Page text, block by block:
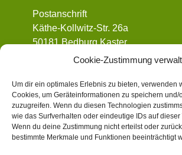
Cookie-Zustimmung
Um dir ein optimales Erlebnis zu bieten, verwenden
Cookies, um Geräteinformationen zu speichern und/
zuzugreifen. Wenn du diesen Technologien
wie das Surfverhalten oder eindeutige IDs auf
Wenn du deine Zustimmung nicht erteilst oder
bestimmte Merkmale und Funktionen beeinträchtigt
Postanschrift
Käthe-Kollwitz-Str. 26a
50181 Bedburg Kaster
01 72 / 90 32 962
Informatives
Datenschutz
Impressum